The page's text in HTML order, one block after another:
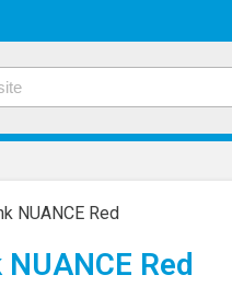
NUANCE Red
Red